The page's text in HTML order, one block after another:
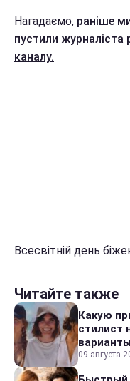
Нагадаємо, раніше
пустили журналіста
каналу.
Всесвітній день
Читайте также
Какую
стилист
09 августа